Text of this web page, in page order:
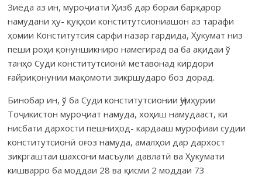
Зиёда аз ин, муроҷиати Ҳизб дар бораи барқарор
намудани ҳу- қуқҳои конститутсиониашон аз тарафи
ҳомии Конститутсия сарфи назар гардида, Ҳукумат низ
пеши роҳи қонуншикниро намегирад ва ба ақидаи ў
танҳо Суди конститутсионӣ метавонад кирдори
ғайриқонунии мақомоти зикршударо боз дорад.
Бинобар ин, ў ба Суди конститутсионии Ҷумҳурии
Тоҷикистон муроҷиат намуда, хоҳиш намудааст, ки
нисбати дархости пешниҳод- кардааш мурофиаи судии
конститутсионӣ оғоз намуда, амалҳои дар дархост
зикргаштаи шахсони масъули давлатӣ ва Ҳукумати
кишварро ба моддаи 28 ва қисми 2 моддаи 73